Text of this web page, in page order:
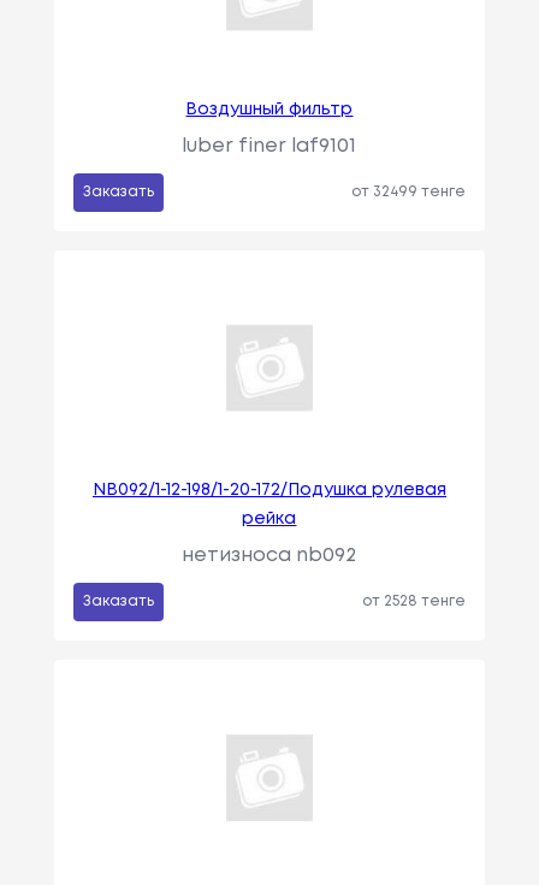
Воздушный фильтр
luber finer laf9101
Заказать от 32499 тенге
NB092/1-12-198/1-20-172/Подушка рулевая
рейка
нетизноса nb092
Заказать от 2528 тенге